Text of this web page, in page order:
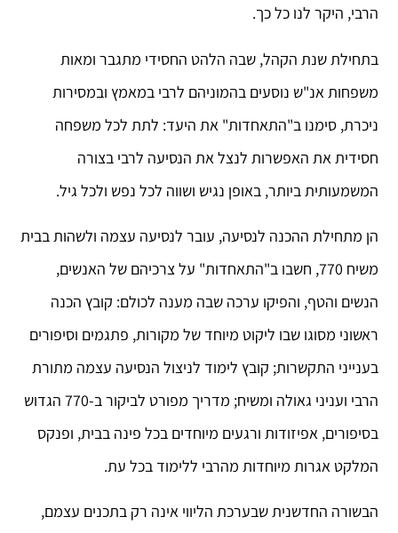
הרבי, היקר לנו כל כך.
בתחילת שנת הקהל, שבה הלהט החסידי מתגבר ומאות
משפחות אנ"ש נוסעים בהמוניהם לרבי במאמץ ובמסירות
ניכרת, סימנו ב"התאחדות" את היעד: לתת לכל משפחה
חסידית את האפשרות לנצל את הנסיעה לרבי בצורה
המשמעותית ביותר, באופן נגיש ושווה לכל נפש ולכל גיל.
הן מתחילת ההכנה לנסיעה, עובר לנסיעה עצמה ולשהות בבית
משיח 770, חשבו ב"התאחדות" על צרכיהם של האנשים,
הנשים והטף, והפיקו ערכה שבה מענה לכולם: קובץ הכנה
ראשוני מסוגו שבו ליקוט מיוחד של מקורות, פתגמים וסיפורים
בענייני התקשרות; קובץ לימוד לניצול הנסיעה עצמה מתורת
הרבי ועניני גאולה ומשיח; מדריך מפורט לביקור ב-770 הגדוש
בסיפורים, אפיזודות ורגעים מיוחדים בכל פינה בבית, ופנקס
המלקט אגרות מיוחדות מהרבי ללימוד בכל עת.
הבשורה החדשנית שבערכת הליווי אינה רק בתכנים עצמם,